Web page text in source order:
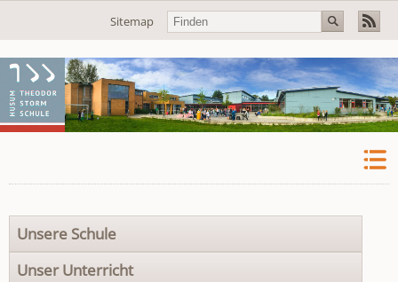
Navigation
Sitemap
Navigation
überspringen
Unsere Schule
Unser Unterricht